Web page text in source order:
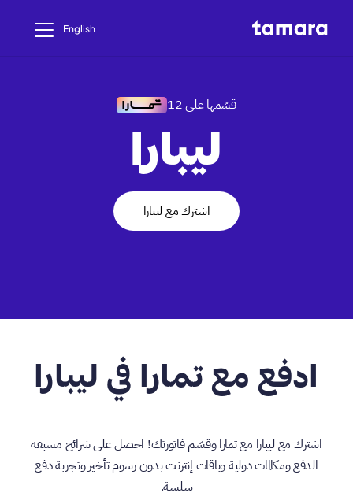
English
قسّمها على 12
ليبارا
اشترك مع ليبارا
ادفع مع تمارا في ليبارا
اشترك مع ليبارا مع تمارا وقسّم فاتورتك! احصل على شرائح مسبقة
الدفع ومكالمات دولية وباقات إنترنت بدون رسوم تأخير وتجربة دفع
سلسة.